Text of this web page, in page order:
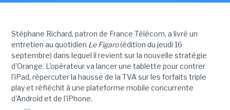
Stéphane Richard, patron de France Télécom, a livré un
entretien au quotidien Le Figaro(édition du jeudi 16
septembre) dans lequel il revient sur la nouvelle stratégie
d'Orange. L'opérateur va lancer une tablette pour contrer
l'iPad, répercuter la hausse de la TVA sur les forfaits triple
play et réfléchit à une plateforme mobile concurrente
d'Android et de l'iPhone.